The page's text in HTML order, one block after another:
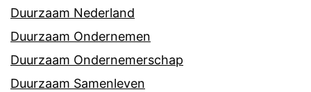
Duurzaam Nederland
Duurzaam Ondernemen
Duurzaam Ondernemerschap
Duurzaam Samenleven